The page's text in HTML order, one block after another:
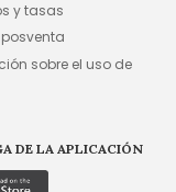
y tasas
sobre el uso de
DE LA APLICACIÓN